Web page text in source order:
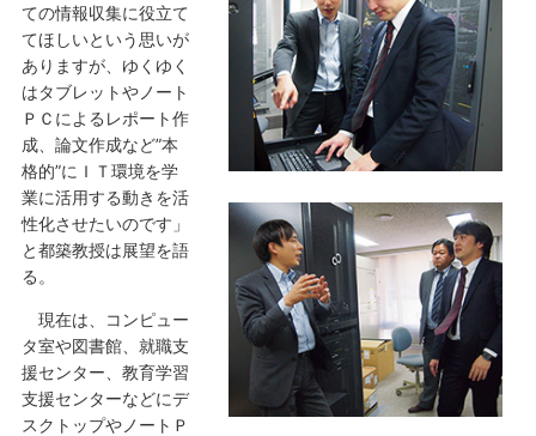
ての情報収集に役立て
てほしいという思いが
ありますが、ゆくゆく
はタブレットやノート
ＰＣによるレポート作
成、論文作成など”本
格的”にＩＴ環境を学
業に活用する動きを活
性化させたいのです」
と都築教授は展望を語
る。
現在は、コンピュー
タ室や図書館、就職支
援センター、教育学習
支援センターなどにデ
スクトップやノートＰ